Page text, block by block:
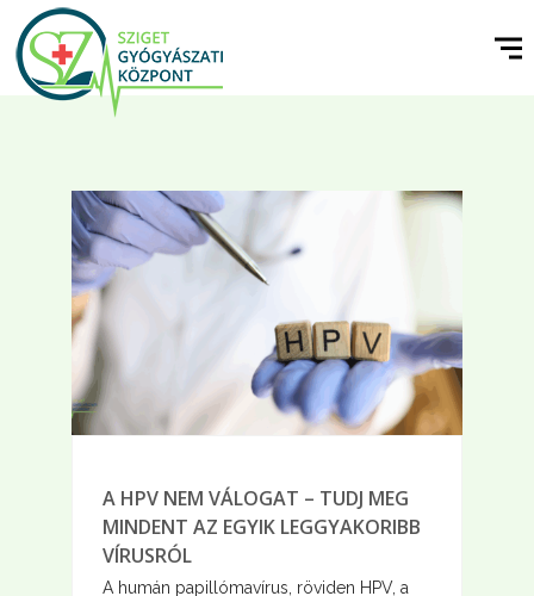
A HPV NEM VÁLOGAT – TUDJ MEG
MINDENT AZ EGYIK LEGGYAKORIBB
VÍRUSRÓL
A humán papillómavírus, röviden HPV, a